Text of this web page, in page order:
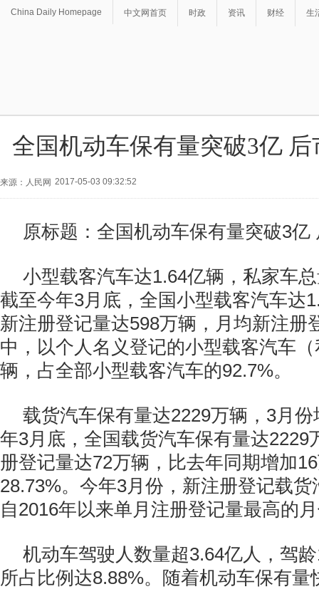
China Daily Homepage 中文网首页 时政 资讯 财经 生
全国机动车保有量突破3亿
来源：人民网 2017-05-03 09:32:52
原标题：全国机动车保有量突破3亿
小型载客汽车达1.64亿辆，私家车
截至今年3月底，全国小型载客汽车达
新注册登记量达598万辆，月均新注册
中，以个人名义登记的小型载客汽车
辆，占全部小型载客汽车的92.7%。
载货汽车保有量达2229万辆，3月
年3月底，全国载货汽车保有量达2229
册登记量达72万辆，比去年同期增加
28.73%。今年3月份，新注册登记载
自2016年以来单月注册登记量最高的
机动车驾驶人数量超3.64亿人，驾
所占比例达8.88%。随着机动车保有量